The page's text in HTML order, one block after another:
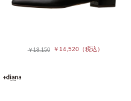
￥18,150 ￥14,520（税込）